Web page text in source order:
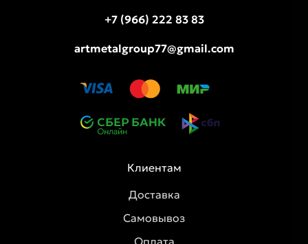
+7 (966) 222 83 83
artmetalgroup77@gmail.com
Клиентам
Доставка
Самовывоз
Оплата